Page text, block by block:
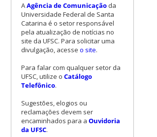
AAgência de Comunicação da
Universidade Federal de Santa
Catarina é o setor responsável
pela atualização de notícias no
site da UFSC. Para solicitar uma
divulgação, acesse o site.
Para falar com qualquer setor da
UFSC, utilize o Catálogo
Telefônico.
Sugestões, elogios ou
reclamações devem ser
encaminhados para a Ouvidoria
da UFSC.